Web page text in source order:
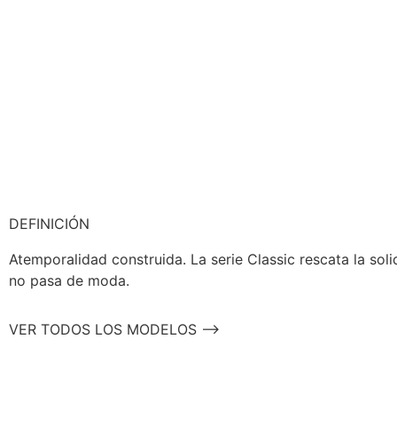
DEFINICIÓN
Atemporalidad construida. La serie Classic rescata la
no pasa de moda.
VER TODOS LOS MODELOS -->